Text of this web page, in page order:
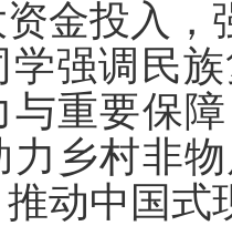
金投入，
学强调民
与重要保
力乡村非
动中国式